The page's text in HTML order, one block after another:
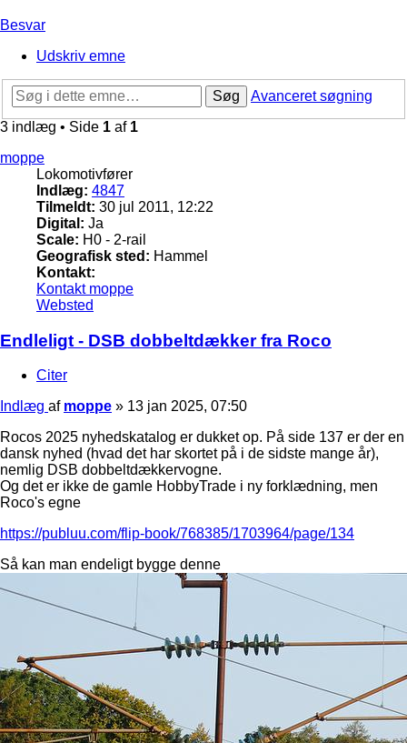
Besvar
Udskriv emne
Søg
Avanceret søgning
3 indlæg • Side 1 af 1
moppe
Lokomotivfører
Indlæg: 4847
Tilmeldt: 30 jul 2011, 12:22
Digital: Ja
Scale: H0 - 2-rail
Geografisk sted: Hammel
Kontakt:
Kontakt moppe
Websted
Endleligt - DSB dobbeltdækker fra Roco
Citer
Indlæg af moppe » 13 jan 2025, 07:50
Rocos 2025 nyhedskatalog er dukket op. På side 137 er der en
dansk nyhed (hvad det har skortet på i de sidste mange år),
nemlig DSB dobbeltdækkervogne.
Og det er ikke de gamle HobbyTrade i ny forklædning, men
Roco's egne
https://publuu.com/flip-book/768385/1703964/page/134
Så kan man endeligt bygge denne